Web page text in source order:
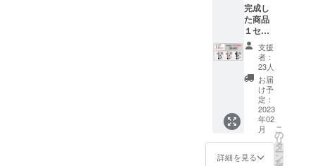
完成し
た商品
１セッ
ト
「ヒー
ティン
ヘッド
無」(カ
ラー選
択可能)
一般販
売予定
価格
15,500
支援
者：
23人
お届
け予
定：
2023
年02
月
詳細を見る
こ
の
リ
タ
ー
ン
を